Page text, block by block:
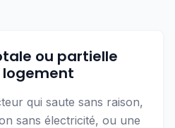
ou partielle
qui saute sans raison,
sans électricité, ou une